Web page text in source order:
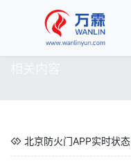
北京防火门APP实时状态